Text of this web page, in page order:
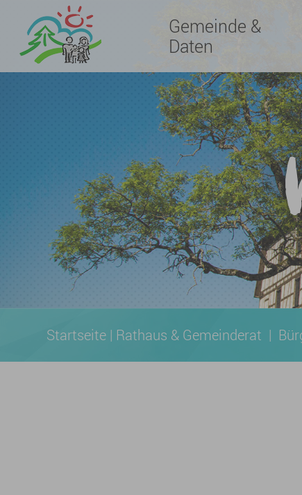
Gemeinde &
Daten
Startseite | Rathaus & Gemeinderat |